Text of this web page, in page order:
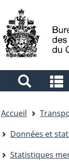
Sélection
de
la
langue
Search
and
menus
êtes
ici
Accueil
Données et
Statistiques